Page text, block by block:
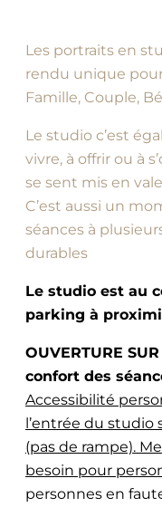
Les portraits en
rendu unique
Famille, Couple,
Le studio c’est
vivre, à offrir ou à
se sent mis en
C’est aussi un
séances à
durables
Le studio est au
parking à
OUVERTURE
confort des
Accessibilité
l’entrée du studio
(pas de rampe).
besoin pour
personnes en